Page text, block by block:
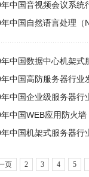
中国音视频会议系统
中国自然语言处理（
中国数据中心机架式
中国高防服务器行业
中国企业级服务器行
中国WEB应用防火
中国机架式服务器行
页 2 3 4 5